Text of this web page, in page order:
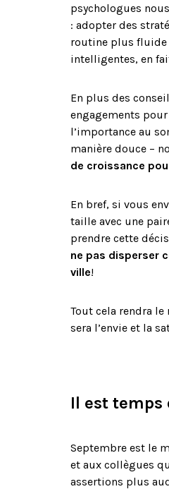
psychologues
: adopter des
routine plus fluide
intelligentes, en
En plus des
engagements
l’importance au
manière douce –
de croissance
En bref, si vous
taille avec une
prendre cette
ne pas disperser
ville!
Tout cela rendra
sera l’envie et la
Il est temps
Septembre est le
et aux collègues
assertions plus